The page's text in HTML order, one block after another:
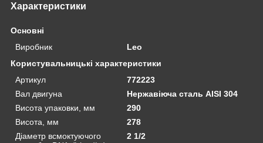
Характеристики
Основні
Виробник
Leo
Користувальницькі характеристики
Артикул
772223
Вал двигуна
Нержавіюча сталь AISI 304
Висота упаковки, мм
290
Висота, мм
278
Діаметр всмоктуючого
2 1/2